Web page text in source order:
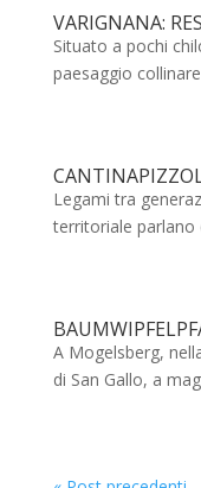
VARIGNANA:
Situato a pochi
paesaggio
Legami tra
territoriale parlano
A Mogelsberg,
di San Gallo, a